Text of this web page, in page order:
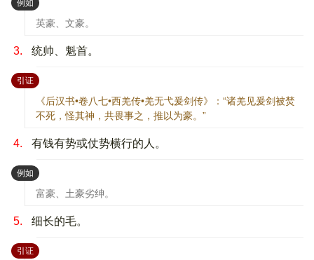
例如 ：
英豪、文豪。
3. 统帅、魁首。
引证：
《后汉书•卷八七•西羌传•羌无弋爰剑传》：“诸羌见爰剑被焚
不死，怪其神，共畏事之，推以为豪。”
4. 有钱有势或仗势横行的人。
例如 ：
富豪、土豪劣绅。
5. 细长的毛。
引证：